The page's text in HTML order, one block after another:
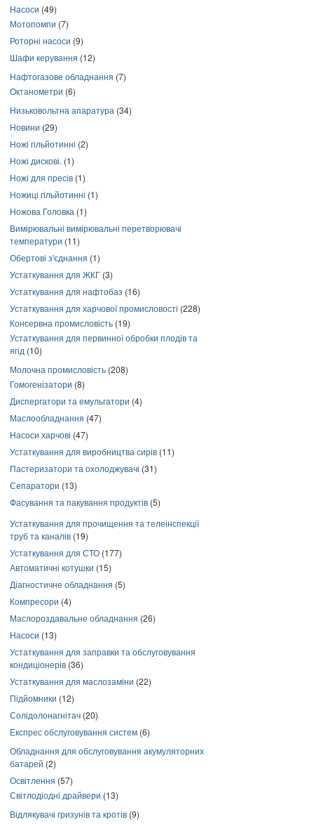
Насоси (49)
Мотопомпи (7)
Роторні насоси (9)
Шафи керування (12)
Нафтогазове обладнання (7)
Октанометри (6)
Низьковольтна апаратура (34)
Новини (29)
Ножі гільйотинні (2)
Ножі дискові. (1)
Ножі для пресів (1)
Ножиці гільйотинні (1)
Ножова Головка (1)
Вимірювальні вимірювальні перетворювачі
температури (11)
Обертові з'єднання (1)
Устаткування для ЖКГ (3)
Устаткування для нафтобаз (16)
Устаткування для харчової промисловості (228)
Консервна промисловість (19)
Устаткування для первинної обробки плодів та
ягід (10)
Молочна промисловість (208)
Гомогенізатори (8)
Диспергатори та емульгатори (4)
Маслообладнання (47)
Насоси харчові (47)
Устаткування для виробництва сирів (11)
Пастеризатори та охолоджувачі (31)
Сепаратори (13)
Фасування та пакування продуктів (5)
Устаткування для прочищення та телеінспекції
труб та каналів (19)
Устаткування для СТО (177)
Автоматичні котушки (15)
Діагностичне обладнання (5)
Компресори (4)
Маслороздавальне обладнання (26)
Насоси (13)
Устаткування для заправки та обслуговування
кондиціонерів (36)
Устаткування для маслозаміни (22)
Підйомники (12)
Солідолонагнітач (20)
Експрес обслуговування систем (6)
Обладнання для обслуговування акумуляторних
батарей (2)
Освітлення (57)
Світлодіодні драйвери (13)
Відлякувачі гризунів та кротів (9)